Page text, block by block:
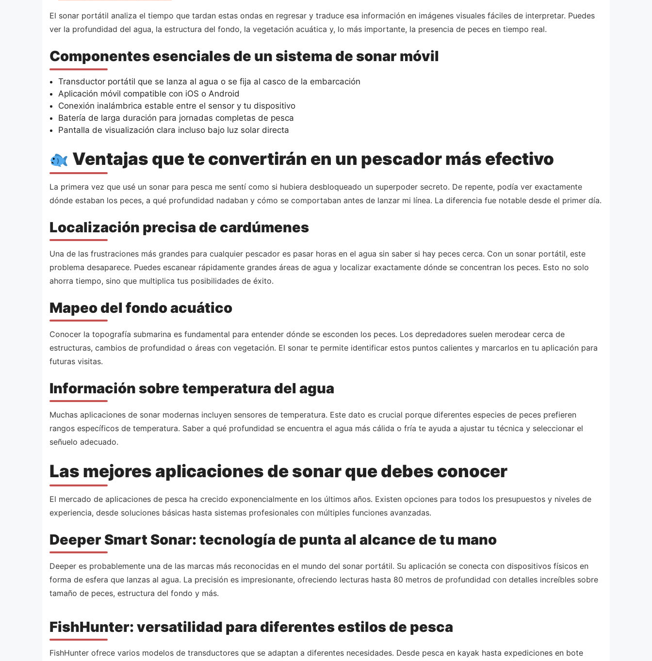
El sonar portátil analiza el tiempo que tardan estas ondas en regresar y traduce esa información en imágenes visuales fáciles de interpretar. Puedes
ver la profundidad del agua, la estructura del fondo, la vegetación acuática y, lo más importante, la presencia de peces en tiempo real.
Componentes esenciales de un sistema de sonar móvil
Transductor portátil que se lanza al agua o se fija al casco de la embarcación
Aplicación móvil compatible con iOS o Android
Conexión inalámbrica estable entre el sensor y tu dispositivo
Batería de larga duración para jornadas completas de pesca
Pantalla de visualización clara incluso bajo luz solar directa
Ventajas que te convertirán en un pescador más efectivo
La primera vez que usé un sonar para pesca me sentí como si hubiera desbloqueado un superpoder secreto. De repente, podía ver exactamente
dónde estaban los peces, a qué profundidad nadaban y cómo se comportaban antes de lanzar mi línea. La diferencia fue notable desde el primer día.
Localización precisa de cardúmenes
Una de las frustraciones más grandes para cualquier pescador es pasar horas en el agua sin saber si hay peces cerca. Con un sonar portátil, este
problema desaparece. Puedes escanear rápidamente grandes áreas de agua y localizar exactamente dónde se concentran los peces. Esto no solo
ahorra tiempo, sino que multiplica tus posibilidades de éxito.
Mapeo del fondo acuático
Conocer la topografía submarina es fundamental para entender dónde se esconden los peces. Los depredadores suelen merodear cerca de
estructuras, cambios de profundidad o áreas con vegetación. El sonar te permite identificar estos puntos calientes y marcarlos en tu aplicación para
futuras visitas.
Información sobre temperatura del agua
Muchas aplicaciones de sonar modernas incluyen sensores de temperatura. Este dato es crucial porque diferentes especies de peces prefieren
rangos específicos de temperatura. Saber a qué profundidad se encuentra el agua más cálida o fría te ayuda a ajustar tu técnica y seleccionar el
señuelo adecuado.
Las mejores aplicaciones de sonar que debes conocer
El mercado de aplicaciones de pesca ha crecido exponencialmente en los últimos años. Existen opciones para todos los presupuestos y niveles de
experiencia, desde soluciones básicas hasta sistemas profesionales con múltiples funciones avanzadas.
Deeper Smart Sonar: tecnología de punta al alcance de tu mano
Deeper es probablemente una de las marcas más reconocidas en el mundo del sonar portátil. Su aplicación se conecta con dispositivos físicos en
forma de esfera que lanzas al agua. La precisión es impresionante, ofreciendo lecturas hasta 80 metros de profundidad con detalles increíbles sobre
tamaño de peces, estructura del fondo y más.
FishHunter: versatilidad para diferentes estilos de pesca
FishHunter ofrece varios modelos de transductores que se adaptan a diferentes necesidades. Desde pesca en kayak hasta expediciones en bote